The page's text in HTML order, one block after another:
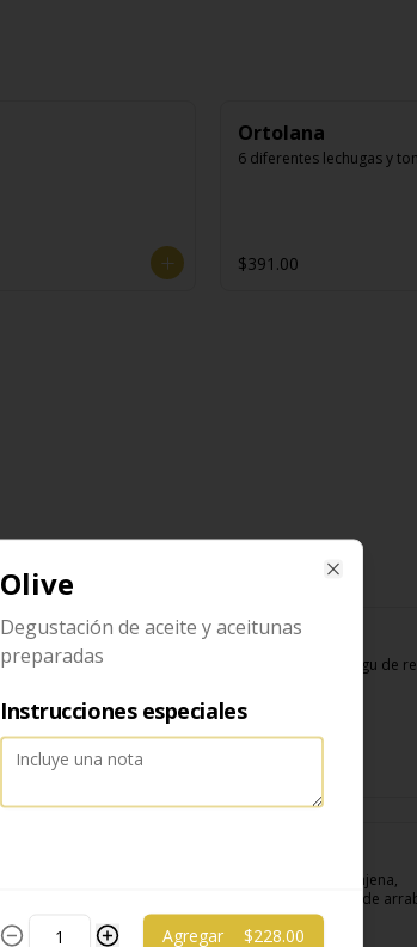
Ortolana
6 diferentes lechugas y
$391.00
Lasagnetta
Tradicional con ragu de
Rigatoni con berenjena,
mozzarella y ragú de
Olive
Degustación de aceite y aceitunas
preparadas
Instrucciones especiales
Agregar $228.00